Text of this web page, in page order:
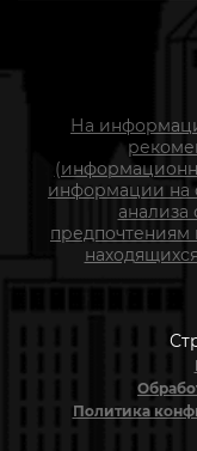
На
информации на
анализа
предпочтениям
Политика